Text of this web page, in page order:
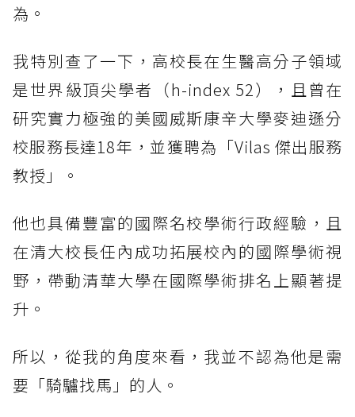
為。
我特別查了一下，高校長在生醫高分子領域
是世界級頂尖學者（h-index 52），且曾在
研究實力極強的美國威斯康辛大學麥迪遜分
校服務長達18年，並獲聘為「Vilas 傑出服務
教授」。
他也具備豐富的國際名校學術行政經驗，且
在清大校長任內成功拓展校內的國際學術視
野，帶動清華大學在國際學術排名上顯著提
升。
所以，從我的角度來看，我並不認為他是需
要「騎驢找馬」的人。